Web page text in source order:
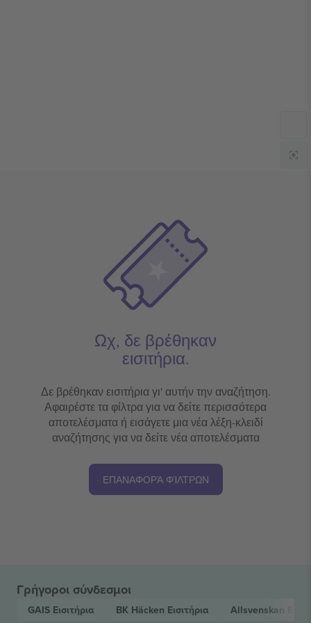
Ωχ, δε βρέθηκαν
εισιτήρια.
Δε βρέθηκαν εισιτήρια γι' αυτήν την αναζήτηση.
Αφαιρέστε τα φίλτρα για να δείτε περισσότερα
αποτελέσματα ή εισάγετε μια νέα λέξη-κλειδί
αναζήτησης για να δείτε νέα αποτελέσματα
ΕΠΑΝΑΦΟΡΆ ΦΊΛΤΡΩΝ
Γρήγοροι σύνδεσμοι
GAIS Εισιτήρια BK Häcken Εισιτήρια Allsvenskan